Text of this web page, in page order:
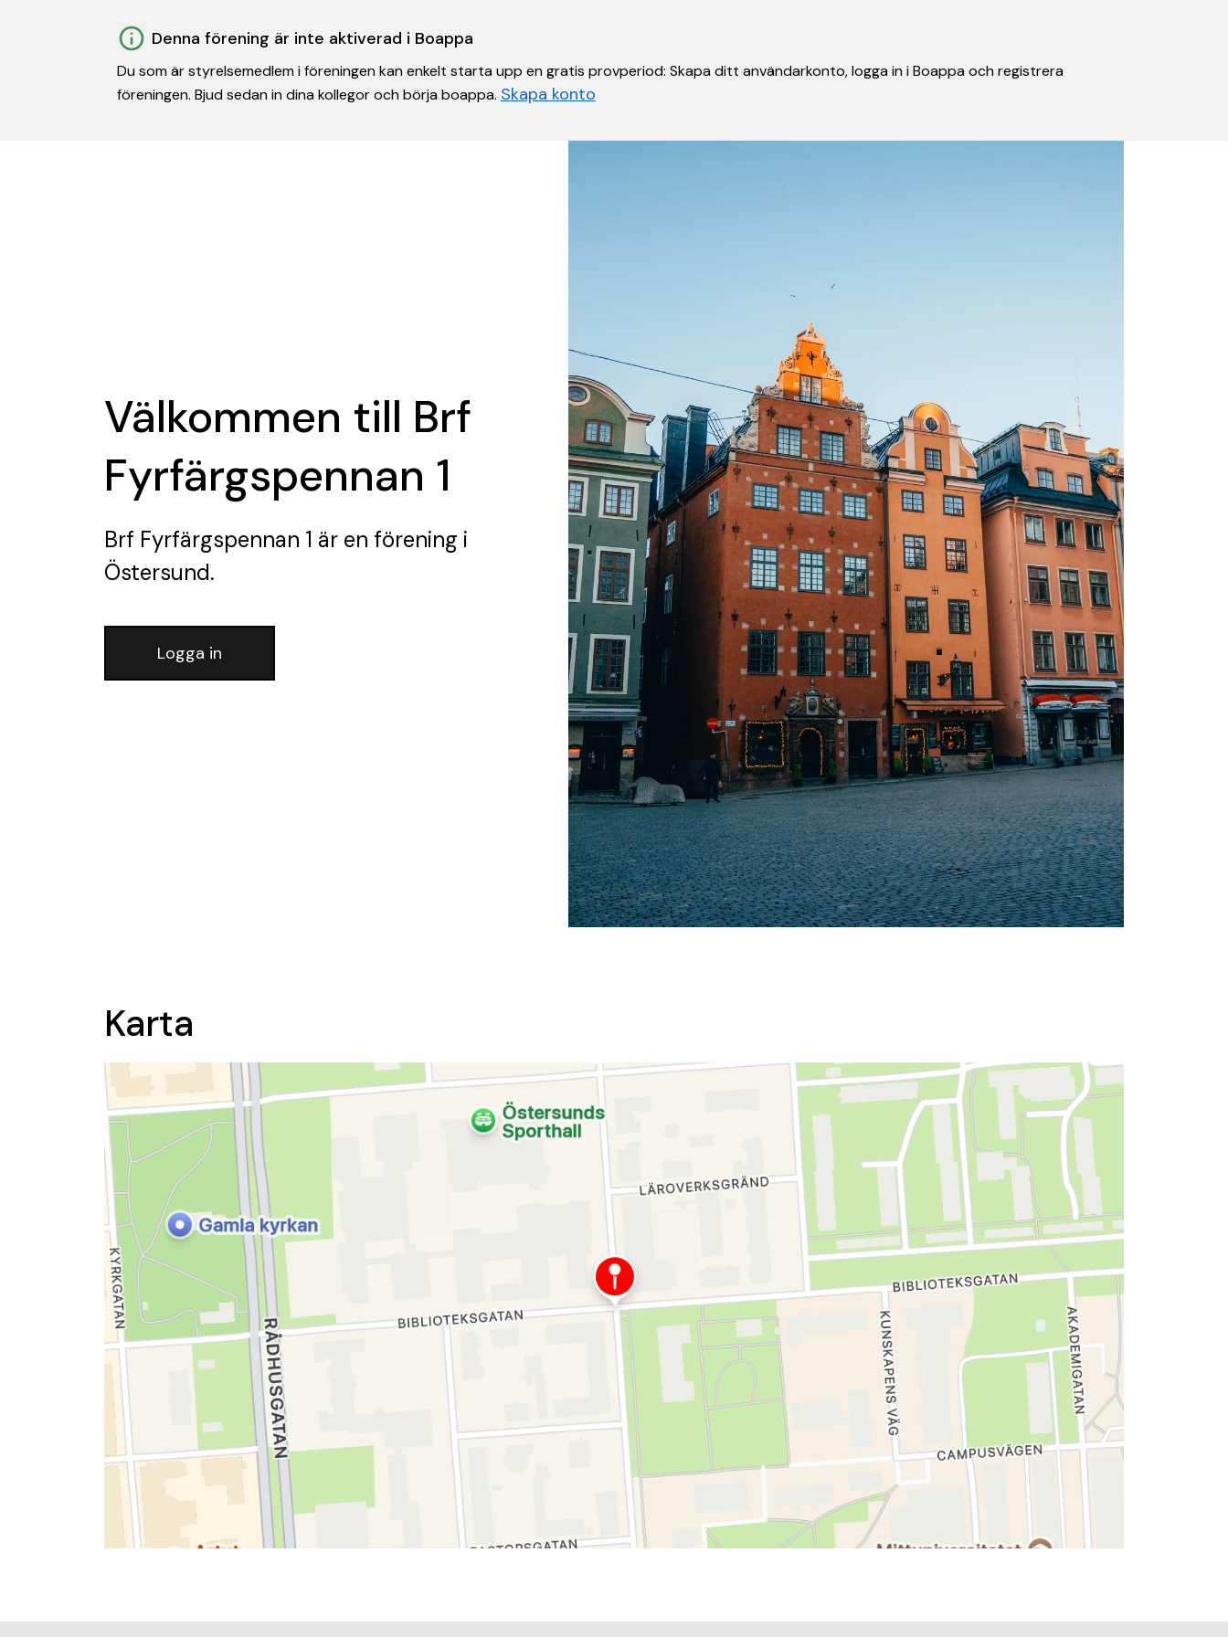
Denna förening är inte aktiverad i Boappa
Du som är styrelsemedlem i föreningen kan enkelt starta upp en gratis provperiod: Skapa ditt användarkonto, logga in i Boappa och registrera
föreningen. Bjud sedan in dina kollegor och börja boappa. Skapa konto
Välkommen till Brf
Fyrfärgspennan 1
Brf Fyrfärgspennan 1 är en förening i
Östersund.
Logga in
Karta